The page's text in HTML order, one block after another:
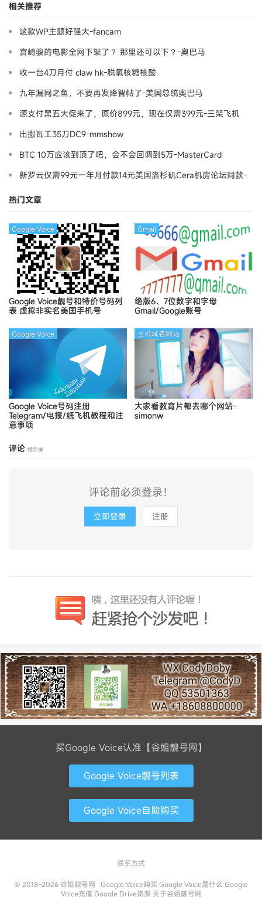
相关推荐
这款WP主题好强大-fancam
宫崎骏的电影全网下架了？ 那里还可以下？-奧巴马
收一台4刀月付 claw hk-脱氧核糖核酸
九年漏网之鱼，不要再发降智帖了-美国总统奥巴马
源支付黑五大促来了，原价899元，现在仅需399元-三架飞机
出搬瓦工35刀DC9-mmshow
BTC 10万应该到顶了吧，会不会回调到5万-MasterCard
新罗云仅需99元一年月付款14元美国洛杉矶Cera机房论坛同款-
热门文章
Google Voice靓号和特价号码列
表 虚拟非实名美国手机号
Google Voice
绝版6、7位数字和字母
Gmail/Google账号
Gmail
Google Voice号码注册
Telegram/电报/纸飞机教程和注
意事项
Google Voice
大家看教育片都去哪个网站-
simonw
主机域名网站
评论 抢沙发
评论前必须登录！
立即登录 注册
买Google Voice认准【谷姐靓号网】
Google Voice靓号列表
Google Voice自助购买
联系方式
© 2018-2026 谷姐靓号网 Google Voice购买 Google Voice是什么 Google
Voice充值 Google Drive资源 关于谷姐靓号网